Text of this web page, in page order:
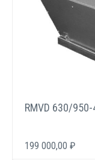
RMVD 630/
199 000,00 ₽